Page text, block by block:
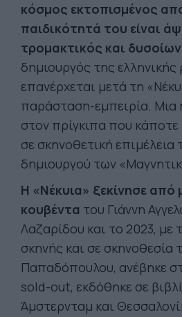
κόσμος εκτοπισμένος
παιδικότητά του είναι
τρομακτικός και
δημιουργός της ελληνικής
επανέρχεται μετά τη
παράσταση-εμπειρία. Μια
στον πρίγκιπα που
σε σκηνοθετική
δημιουργού των
Η «Νέκυια» ξεκίνησε από
κουβέντα του Γιάννη
Λαζαρίδου και το 2023, με
σκηνής και σε σκηνοθεσία
Παπαδόπουλου, ανέβηκε
sold-out, εκδόθηκε σε
Άμστερνταμ και